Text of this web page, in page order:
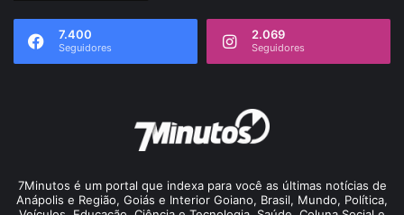
7.400
Seguidores
2.069
Seguidores
7Minutos é um portal que indexa para você as últimas notícias de
Anápolis e Região, Goiás e Interior Goiano, Brasil, Mundo, Política,